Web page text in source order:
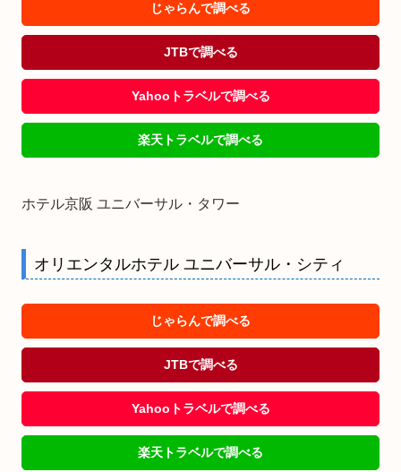
じゃらんで調べる
JTBで調べる
Yahooトラベルで調べる
楽天トラベルで調べる
ホテル京阪 ユニバーサル・タワー
オリエンタルホテル ユニバーサル・シティ
じゃらんで調べる
JTBで調べる
Yahooトラベルで調べる
楽天トラベルで調べる